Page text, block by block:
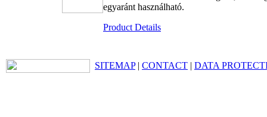
egyaránt használható.
Product Details
SITEMAP| CONTACT | DATA